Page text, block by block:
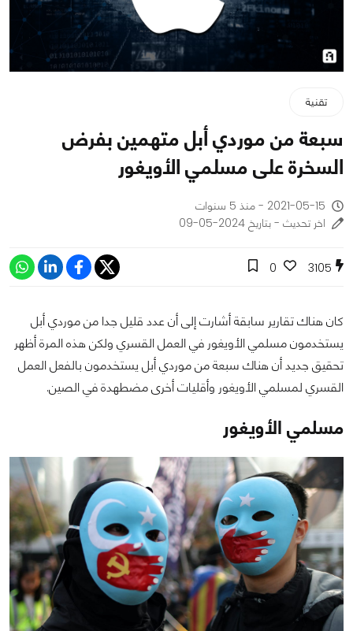
تقنية
سبعة من موردي أبل متهمين بفرض
السخرة على مسلمي الأويغور
2021-05-15 - منذ 5 سنوات
اخر تحديث - بتاريخ 2024-05-09
3105
0
كان هناك تقارير سابقة أشارت إلى أن عدد قليل جدا من موردي أبل
يستخدمون مسلمي الأويغور في العمل القسري ولكن هذه المرة أظهر
تحقيق جديد أن هناك سبعة من موردي أبل يستخدمون بالفعل العمل
القسري لمسلمي الأويغور وأقليات أخرى مضطهدة في الصين.
مسلمي الأويغور